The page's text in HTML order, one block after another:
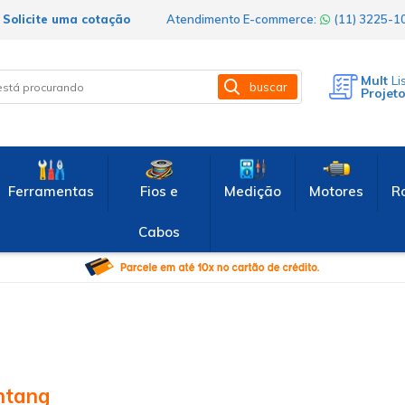
Atendimento E-commerce: (11) 3225-
Solicite uma cotação
buscar Mult
Ferramentas Fios e
Cabos
Medição Motores